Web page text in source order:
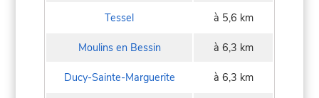
Tessel à 5,6 km
Moulins en Bessin à 6,3 km
Ducy-Sainte-Marguerite à 6,3 km